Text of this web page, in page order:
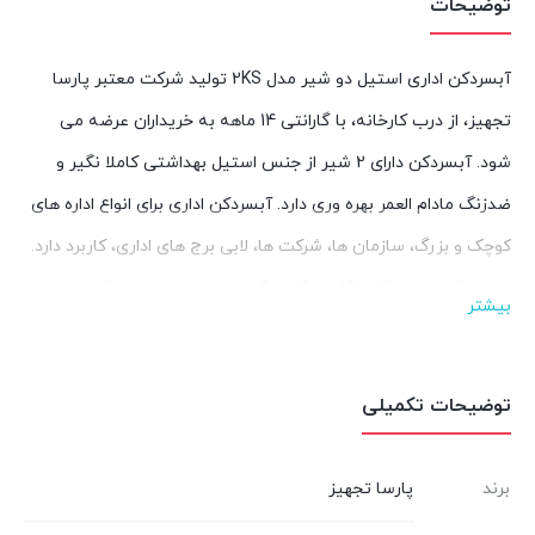
توضیحات
آبسردکن اداری استیل دو شیر مدل 2KS تولید شرکت معتبر پارسا
تجهیز، از درب کارخانه، با گارانتی 14 ماهه به خریداران عرضه می
شود. آبسردکن دارای 2 شیر از جنس استیل بهداشتی کاملا نگیر و
ضدزنگ مادام العمر بهره وری دارد. آبسردکن اداری برای انواع اداره های
کوچک و بزرگ، سازمان ها، شرکت ها، لابی برج های اداری، کاربرد دارد.
خنک و سالم را همواره فراهم می کند.
بیشتر
توضیحات تکمیلی
برند پارسا تجهیز